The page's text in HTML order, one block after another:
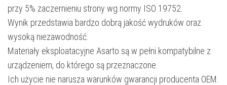
przy 5% zaczernieniu strony wg normy ISO 19752.
Wynik przedstawia bardzo dobrą jakość wydruków oraz
wysoką niezawodność.
Materiały eksploatacyjne Asarto są w pełni kompatybilne z
urządzeniem, do którego są przeznaczone.
Ich użycie nie narusza warunków gwarancji producenta OEM.